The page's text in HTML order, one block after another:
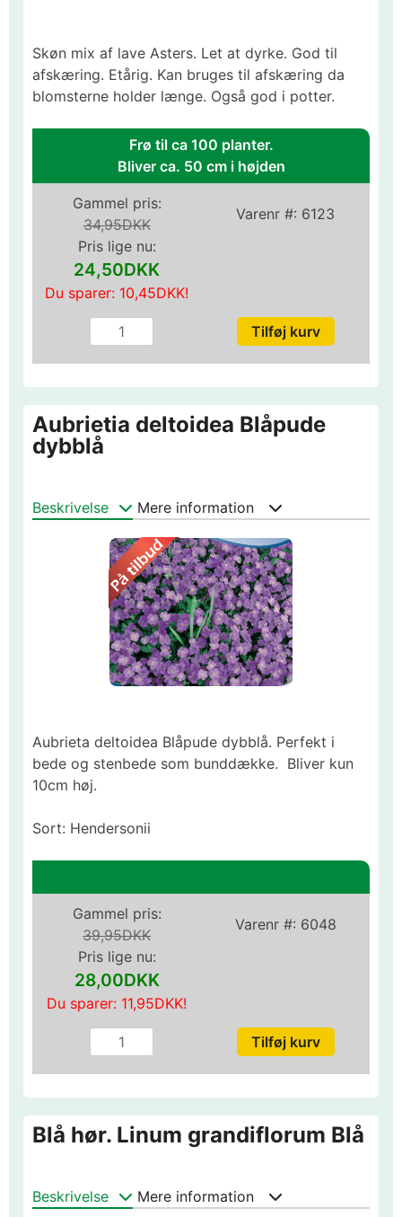
Skøn mix af lave Asters. Let at dyrke. God til
afskæring. Etårig. Kan bruges til afskæring da
blomsterne holder længe. Også god i potter.
Frø til ca 100 planter.
Bliver ca. 50 cm i højden
Varenr #: 6123
Gammel pris:
34,95DKK
Pris lige nu:
24,50DKK
Du sparer: 10,45DKK!
Aubrietia deltoidea Blåpude
dybblå
Beskrivelse Mere information
Aubrieta deltoidea Blåpude dybblå. Perfekt i
bede og stenbede som bunddække. Bliver kun
10cm høj.
Sort: Hendersonii
Varenr #: 6048
Gammel pris:
39,95DKK
Pris lige nu:
28,00DKK
Du sparer: 11,95DKK!
Blå hør. Linum grandiflorum Blå
Beskrivelse Mere information